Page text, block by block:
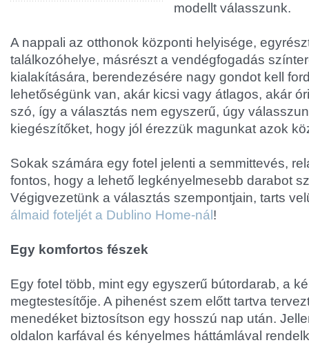
modellt válasszunk.
A nappali az otthonok központi helyisége,
találkozóhelye, másrészt a vendégfogadás
kialakítására, berendezésére nagy gondot kell
lehetőségünk van, akár kicsi vagy átlagos, akár
szó, így a választás nem egyszerű, úgy
kiegészítőket, hogy jól érezzük magunkat azok
Sokak számára egy fotel jelenti a semmittevés,
fontos, hogy a lehető legkényelmesebb darabot
Végigvezetünk a választás szempontjain, tarts
álmaid foteljét a Dublino Home-nál !
Egy komfortos fészek
Egy fotel több, mint egy egyszerű bútordarab, a
megtestesítője. A pihenést szem előtt tartva
menedéket biztosítson egy hosszú nap után.
oldalon karfával és kényelmes háttámlával